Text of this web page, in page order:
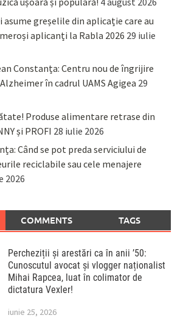
asume greșelile din aplicație care au
aplicanți la Rabla 2026 29 iulie
Constanța: Centru nou de îngrijire
în cadrul UAMS Agigea 29
Produse alimentare retrase din
și PROFI 28 iulie 2026
Când se pot preda serviciului de
reciclabile sau cele menajere
2026
COMMENTS TAGS
Percheziții și arestări ca în anii ’50:
Cunoscutul avocat și vlogger naționalist
Mihai Rapcea, luat în colimator de
dictatura Vexler!
iunie 25, 2026